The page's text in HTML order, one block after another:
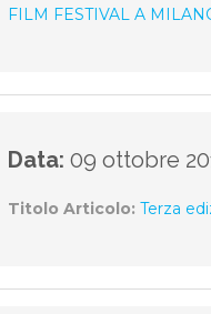
FILM FESTIVAL A
Data: 09 ottobre
Titolo Articolo: Terza